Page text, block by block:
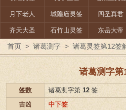
月下老人 城隍庙灵签 四圣真君
齐天大圣 石竹山灵签 东岳大帝
首页 > 诸葛测字 > 诸葛灵签第12签
诸葛测字第
签数 诸葛测字第 12 签
吉凶
中下签